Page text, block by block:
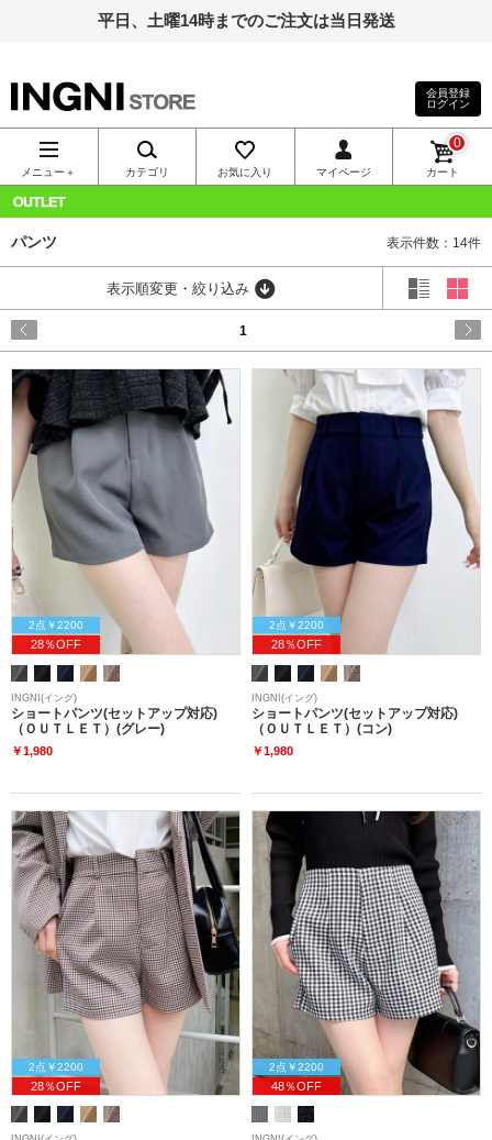
平日、土曜14時までのご注文は当日発送
INGNI（イン
グ）公式通
販｜INGNI
STORE
会員登録
ログイン
メニュー＋ カテゴリ お気に入り マイページ カート
0
パンツ 表示件数：14件
表示順変更・絞り込み
1
2点￥2200
28％OFF
INGNI(イング)
ショートパンツ(セットアップ対応)
（ＯＵＴＬＥＴ）(グレー)
￥1,980
2点￥2200
28％OFF
INGNI(イング)
ショートパンツ(セットアップ対応)
（ＯＵＴＬＥＴ）(コン)
￥1,980
2点￥2200
28％OFF
2点￥2200
48％OFF